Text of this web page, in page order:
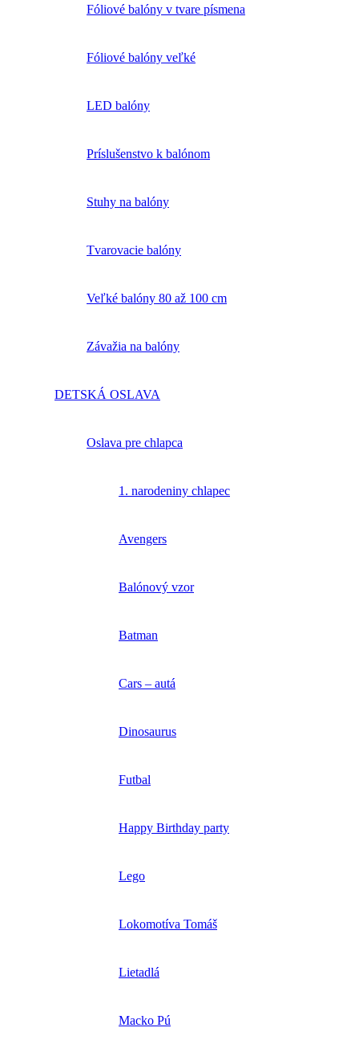
Fóliové balóny v tvare písmena
Fóliové balóny veľké
LED balóny
Príslušenstvo k balónom
Stuhy na balóny
Tvarovacie balóny
Veľké balóny 80 až 100 cm
Závažia na balóny
DETSKÁ OSLAVA
Oslava pre chlapca
1. narodeniny chlapec
Avengers
Balónový vzor
Batman
Cars – autá
Dinosaurus
Futbal
Happy Birthday party
Lego
Lokomotíva Tomáš
Lietadlá
Macko Pú